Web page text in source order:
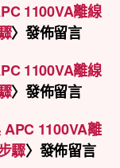
1100VA離線
〉發佈留言
1100VA離線
〉發佈留言
1100VA離
驟〉發佈留言